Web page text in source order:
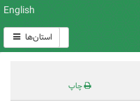
English
استان‌ها
چاپ